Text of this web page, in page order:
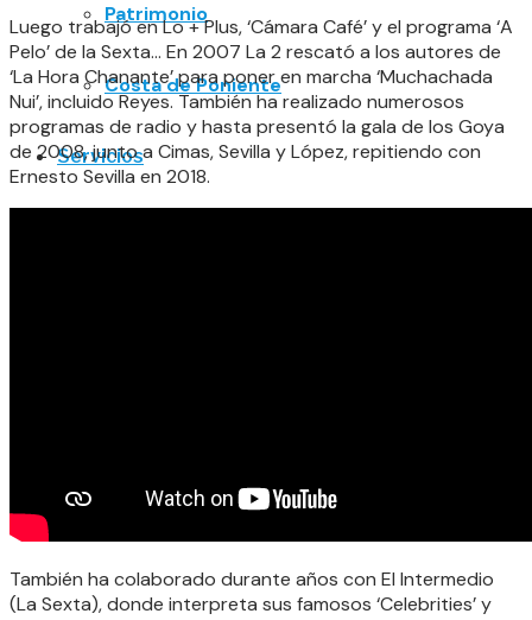
Patrimonio
Costa de Poniente
Servicios
Luego trabajó en Lo + Plus, ‘Cámara Café’ y el programa ‘A
Pelo’ de la Sexta… En 2007 La 2 rescató a los autores de
‘La Hora Chanante’ para poner en marcha ‘Muchachada
Nui’, incluido Reyes. También ha realizado numerosos
programas de radio y hasta presentó la gala de los Goya
de 2008, junto a Cimas, Sevilla y López, repitiendo con
Ernesto Sevilla en 2018.
También ha colaborado durante años con El Intermedio
(La Sexta), donde interpreta sus famosos ‘Celebrities’ y